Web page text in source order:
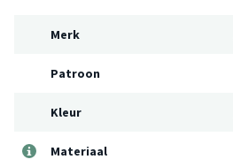
Merk
Patroon
Kleur
Materiaal